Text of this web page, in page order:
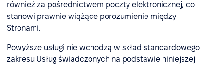
również za pośrednictwem poczty elektronicznej, co
stanowi prawnie wiążące porozumienie między
Stronami.
Powyższe usługi nie wchodzą w skład standardowego
zakresu Usług świadczonych na podstawie niniejszej